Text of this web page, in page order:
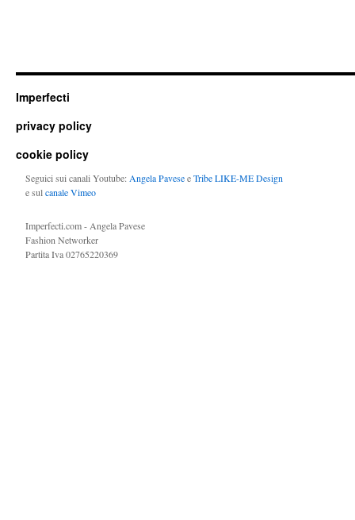
Imperfecti
privacy policy
cookie policy
Seguici sui canali Youtube: Angela PaveseeTribe LIKE-ME Design
e sulcanale Vimeo
Imperfecti.com - Angela Pavese
Fashion Networker
Partita Iva 02765220369